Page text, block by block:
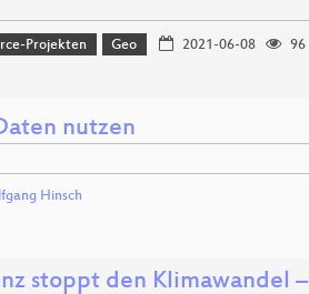
Projekten Geo 2021-06-08 96
nutzen
Hinsch
stoppt den Klimawandel